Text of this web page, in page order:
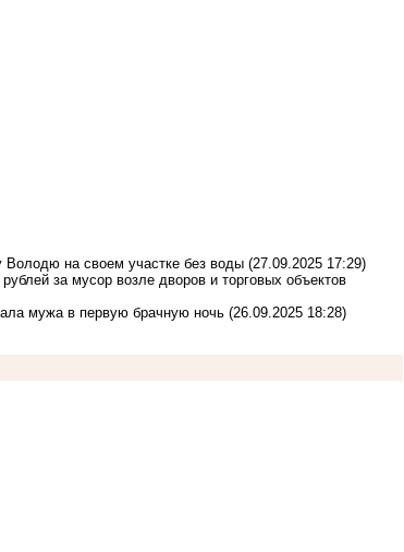
Володю на своем участке без воды (27.09.2025 17:29)
за мусор возле дворов и торговых объектов
мужа в первую брачную ночь (26.09.2025 18:28)